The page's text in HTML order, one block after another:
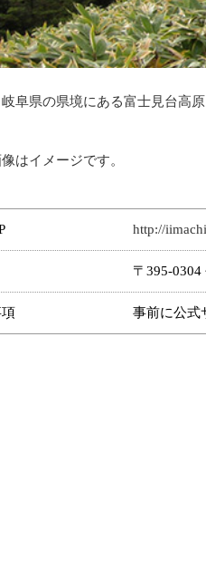
阜県の県境にある富士見台高
はイメージです。
http://
〒395-
事前に公式